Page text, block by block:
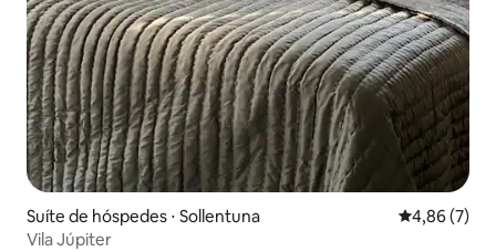
Suíte de hóspedes ⋅ Sollentuna 4,86 de uma
4,86 (7)
Vila Júpiter